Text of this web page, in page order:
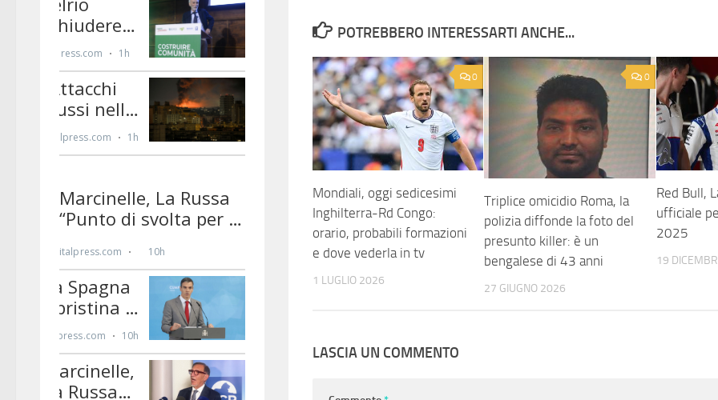
POTREBBERO INTERESSARTI ANCHE...
0
Mondiali, oggi sedicesimi
Inghilterra-Rd Congo:
orario, probabili formazioni
e dove vederla in tv
1 LUGLIO 2026
0
Triplice omicidio Roma, la
polizia diffonde la foto del
presunto killer: è un
bengalese di 43 anni
27 GIUGNO 2026
Red Bull,
ufficiale
2025
19
LASCIA UN COMMENTO